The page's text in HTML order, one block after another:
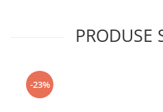
PRODUSE
-23%